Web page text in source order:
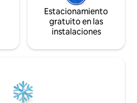
Estacionamiento
gratuito en las
instalaciones